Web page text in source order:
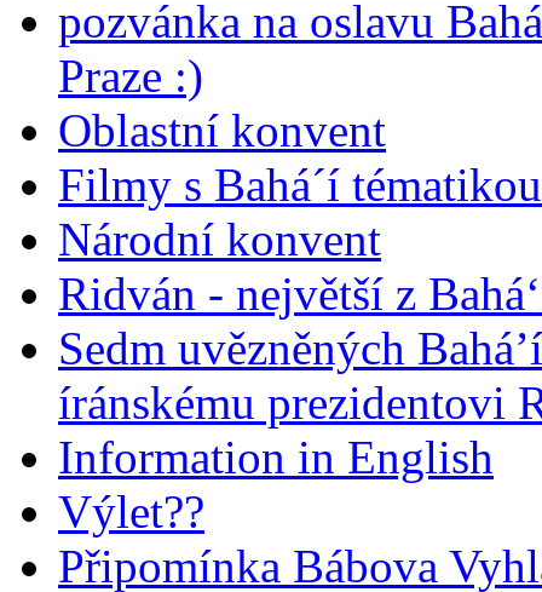
pozvánka na oslavu
Praze :)
Oblastní konvent
Filmy s Bahá´í
Národní konvent
Ridván - největší z
Sedm uvězněných
íránskému prezidentovi
Information in English
Výlet??
Připomínka Bábova